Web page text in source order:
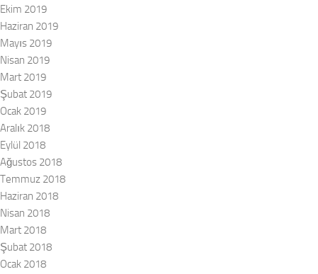
Ekim 2019
Haziran 2019
Mayıs 2019
Nisan 2019
Mart 2019
Şubat 2019
Ocak 2019
Aralık 2018
Eylül 2018
Ağustos 2018
Temmuz 2018
Haziran 2018
Nisan 2018
Mart 2018
Şubat 2018
Ocak 2018